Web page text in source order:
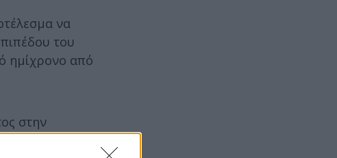
να
του
ημίχρονο από
στην
τον αγώνα με